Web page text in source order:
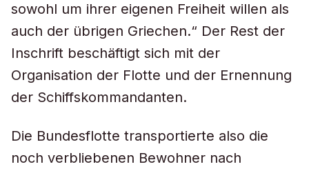
sowohl um ihrer eigenen Freiheit willen als
auch der übrigen Griechen.“ Der Rest der
Inschrift beschäftigt sich mit der
Organisation der Flotte und der Ernennung
der Schiffskommandanten.
Die Bundesflotte transportierte also die
noch verbliebenen Bewohner nach